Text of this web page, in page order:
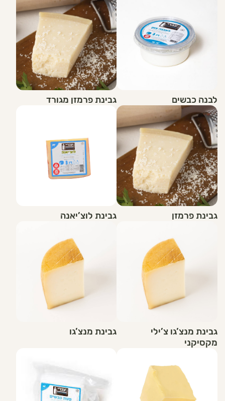
לבנה כבשים גבינת פרמזן מגורד
גבינת פרמזן גבינת לוצ’יאנה
גבינת מנצ’גו צ’ילי
מקסיקני
גבינת מנצ’גו